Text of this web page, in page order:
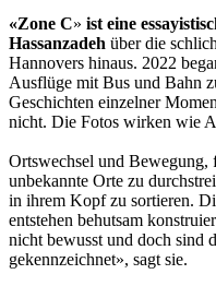
«Zone C» ist eine
Hassanzadeh über die
Hannovers hinaus. 2022
Ausflüge mit Bus und Bahn
Geschichten einzelner
nicht. Die Fotos wirken wie
Ortswechsel und Bewegung,
unbekannte Orte zu
in ihrem Kopf zu sortieren.
entstehen behutsam
nicht bewusst und doch sind
gekennzeichnet», sagt sie.